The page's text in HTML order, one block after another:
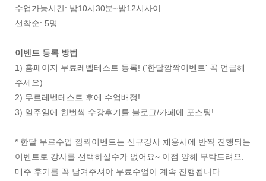
수업가능시간: 밤10시30분~밤12시사이
선착순: 5명
이벤트 등록 방법
1) 홈페이지 무료레벨테스트 등록! ('한달깜짝이벤트' 꼭 언급해
주세요)
2) 무료레벨테스트 후에 수업배정!
3) 일주일에 한번씩 수강후기를 블로그/카페에 포스팅!
* 한달 무료수업 깜짝이벤트는 신규강사 채용시에 반짝 진행되는
이벤트로 강사를 선택하실수가 없어요~ 이점 양해 부탁드려요.
매주 후기를 꼭 남겨주셔야 무료수업이 계속 진행됩니다.